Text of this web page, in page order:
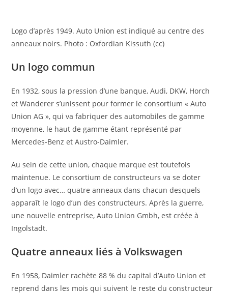
Logo d’après 1949. Auto Union est indiqué au centre des
anneaux noirs. Photo : Oxfordian Kissuth (cc)
Un logo commun
En 1932, sous la pression d’une banque, Audi, DKW, Horch
et Wanderer s’unissent pour former le consortium « Auto
Union AG », qui va fabriquer des automobiles de gamme
moyenne, le haut de gamme étant représenté par
Mercedes-Benz et Austro-Daimler.
Au sein de cette union, chaque marque est toutefois
maintenue. Le consortium de constructeurs va se doter
d’un logo avec… quatre anneaux dans chacun desquels
apparaît le logo d’un des constructeurs. Après la guerre,
une nouvelle entreprise, Auto Union Gmbh, est créée à
Ingolstadt.
Quatre anneaux liés à Volkswagen
En 1958, Daimler rachète 88 % du capital d’Auto Union et
reprend dans les mois qui suivent le reste du constructeur